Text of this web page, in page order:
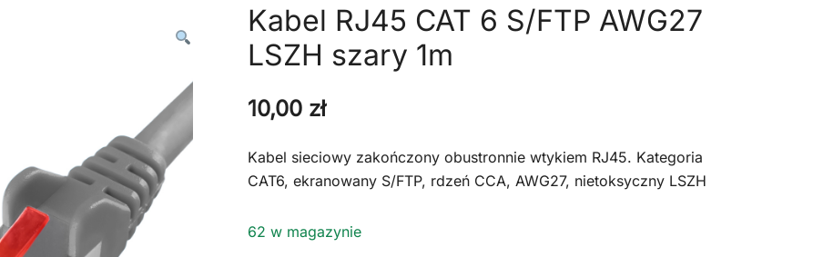
Kabel RJ45 CAT 6 S/FTP AWG27
LSZH szary 1m
10,00 zł
Kabel sieciowy zakończony obustronnie wtykiem RJ45. Kategoria
CAT6, ekranowany S/FTP, rdzeń CCA, AWG27, nietoksyczny LSZH
62 w magazynie